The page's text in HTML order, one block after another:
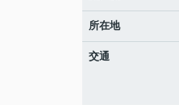
所在地
交通